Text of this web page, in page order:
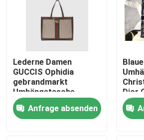
Über uns
Qualitätskontrolle
Treten Sie mit uns in Verbindung
Lederne Damen
GUCCIS Ophidia
gebrandmarkt
Umhängetasche-
Einkaufstotalisator
Anfrage absenden
Dior